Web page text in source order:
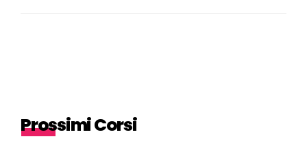
Prossimi Corsi